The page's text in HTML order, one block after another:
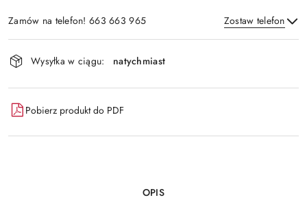
Zamów na telefon! 663 663 965 Zostaw telefon
Dostępność
i
dostawa
Wysyłka w ciągu: natychmiast
Pobierz produkt do PDF
OPIS